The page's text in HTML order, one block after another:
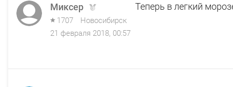
Миксер
1707
Новосибирск
21 февраля 2018, 00:57
Теперь в легкий